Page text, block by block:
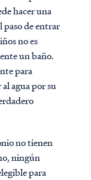
hacer una
paso de entrar
no es
un baño.
para
agua por su
no tienen
ningún
para